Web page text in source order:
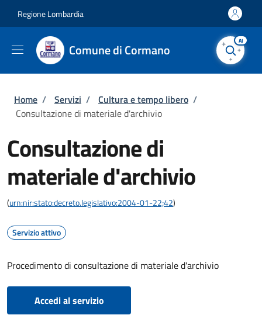
Regione Lombardia
Comune di Cormano
AI
Briciole di pane
Home / Servizi / Cultura e tempo libero /
Consultazione di materiale d'archivio
Consultazione di
materiale d'archivio
(urn:nir:stato:decreto.legislativo:2004-01-22;42)
Servizio attivo
Procedimento di consultazione di materiale d'archivio
Accedi al servizio